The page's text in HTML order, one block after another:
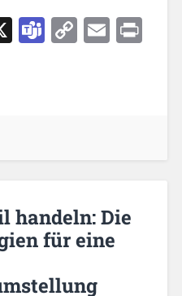
X Teams
CopyEmail
handeln: Die
für eine